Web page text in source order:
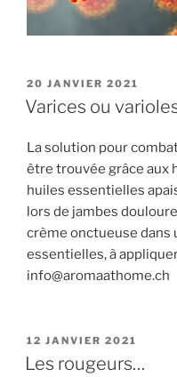
PUBLIÉ
LE
20 JANVIER 2021
Varices ou
La solution pour
être trouvée grâce aux
huiles essentielles
lors de jambes
crème onctueuse dans
essentielles, à
info@aromaathome.ch
PUBLIÉ
LE
12 JANVIER 2021
Les rougeurs…